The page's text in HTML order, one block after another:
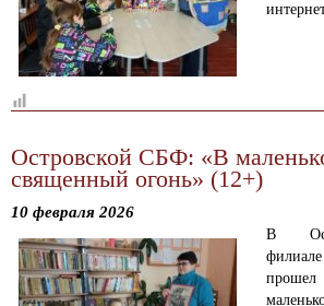
Островской СБФ: «В
священный огонь» (12+)
10 февраля 2026
В